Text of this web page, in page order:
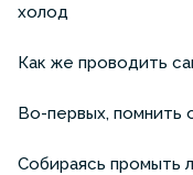
холод
Как же проводить
Во-первых, помнить
Собираясь промыть